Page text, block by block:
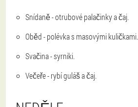
Snídaně - otrubové palačinky a čaj.
Oběd - polévka s masovými kuličkami.
Svačina - syrniki.
Večeře - rybí guláš a čaj.